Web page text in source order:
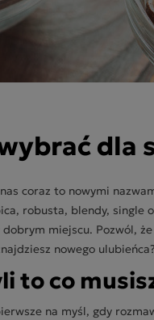
dla
coraz to nowymi
robusta, blendy, single
miejscu. Pozwól,
nowego ulubieńca?
to co
na myśl, gdy